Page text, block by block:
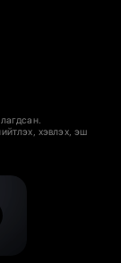
хэвлэх, эш